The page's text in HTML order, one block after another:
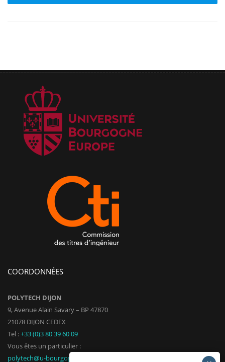
COORDONNÉES
POLYTECH DIJON
9, Avenue Alain Savary – BP 47870
21078 DIJON CEDEX
Tel :+33 (0)3 80 39 60 09
Vous êtes un particulier :
polytech@u-bourgogne.fr